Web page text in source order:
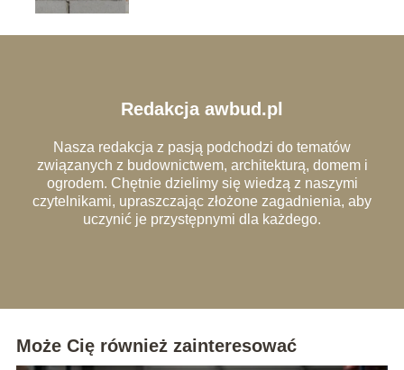
Redakcja awbud.pl
Nasza redakcja z pasją podchodzi do tematów
związanych z budownictwem, architekturą, domem i
ogrodem. Chętnie dzielimy się wiedzą z naszymi
czytelnikami, upraszczając złożone zagadnienia, aby
uczynić je przystępnymi dla każdego.
Może Cię również zainteresować